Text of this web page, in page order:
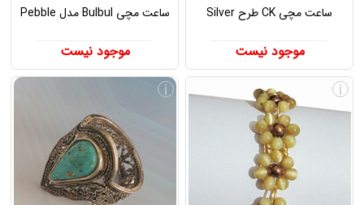
ساعت مچی CK طرح Silver
موجود نیست
ساعت مچی Bulbul مدل Pebble
موجود نیست
i
i